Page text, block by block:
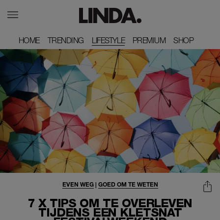
HOME
HOME TRENDING
TRENDING LIFESTYLE PREMIUM
PREMIUM SHOP
SHOP
7 X TIPS OM TE OVERLEVEN
TIJDENS EEN KLETSNAT
EVEN WEG| GOED OM TE WETEN